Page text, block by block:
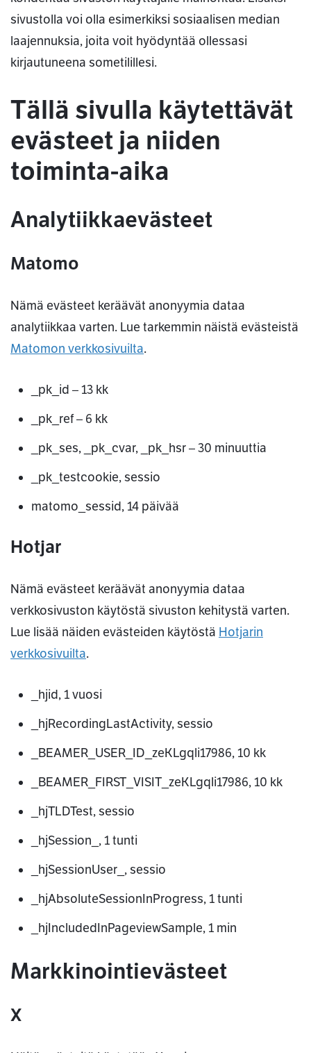
sivustolla voi olla esimerkiksi sosiaalisen median
laajennuksia, joita voit hyödyntää ollessasi
kirjautuneena sometilillesi.
Tällä sivulla käytettävät
evästeet ja niiden
toiminta-aika
Analytiikkaevästeet
Matomo
Nämä evästeet keräävät anonyymia dataa
analytiikkaa varten. Lue tarkemmin näistä evästeistä
Matomon verkkosivuilta.
_pk_id – 13 kk
_pk_ref – 6 kk
_pk_ses, _pk_cvar, _pk_hsr – 30 minuuttia
_pk_testcookie, sessio
matomo_sessid, 14 päivää
Hotjar
Nämä evästeet keräävät anonyymia dataa
verkkosivuston käytöstä sivuston kehitystä varten.
Lue lisää näiden evästeiden käytöstä Hotjarin
verkkosivuilta.
_hjid, 1 vuosi
_hjRecordingLastActivity, sessio
_BEAMER_USER_ID_zeKLgqli17986, 10 kk
_BEAMER_FIRST_VISIT_zeKLgqli17986, 10 kk
_hjTLDTest, sessio
_hjSession_, 1 tunti
_hjSessionUser_, sessio
_hjAbsoluteSessionInProgress, 1 tunti
_hjIncludedInPageviewSample, 1 min
Markkinointievästeet
X